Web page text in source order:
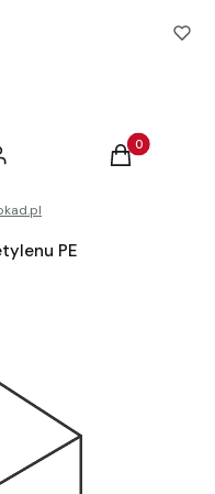
się Produkty w
Koszyk
PE